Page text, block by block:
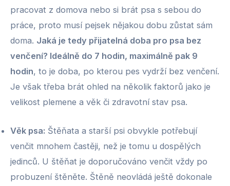
pracovat z domova nebo si brát psa s sebou do
práce, proto musí pejsek nějakou dobu zůstat sám
doma. Jaká je tedy přijatelná doba pro psa bez
venčení? Ideálně do 7 hodin, maximálně pak 9
hodin, to je doba, po kterou pes vydrží bez venčení.
Je však třeba brát ohled na několik faktorů jako je
velikost plemene a věk či zdravotní stav psa.
Věk psa: Štěňata a starší psi obvykle potřebují
venčit mnohem častěji, než je tomu u dospělých
jedinců. U štěňat je doporučováno venčit vždy po
probuzení štěněte. Štěně neovládá ještě dokonale